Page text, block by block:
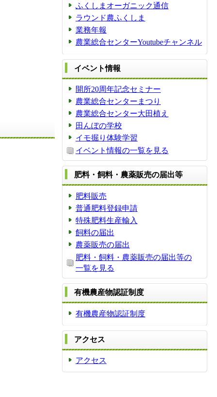
ふくしまオーガニック通信
ラウンド農ふくしま
業務年報
農業総合センターYoutubeチャンネル
イベント情報
開所20周年記念セミナー
農業総合センターまつり
農業総合センター大田植え
田んぼの学校
イモ掘り体験学習
イベント情報の一覧を見る
肥料・飼料・農薬販売の届出等
肥料販売
普通肥料登録申請
特殊肥料生産輸入
飼料の届出
農薬販売の届出
肥料・飼料・農薬販売の届出等の
一覧を見る
有機農産物認証制度
有機農産物認証制度
アクセス
アクセス